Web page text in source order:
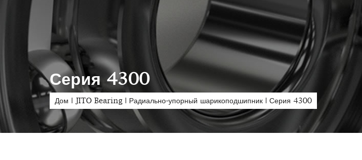
Серия 4300
Дом | JITO Bearing | Радиально-упорный шарикоподшипник | Серия 4300